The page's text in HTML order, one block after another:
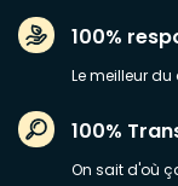
100%
Le meilleur
100%
On sait d'où